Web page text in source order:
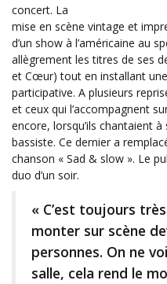
concert. La
mise en scène vintage et
d’un show à l’américaine au
allègrement les titres de ses
et Cœur) tout en installant
participative. A plusieurs
et ceux qui l’accompagnent
encore, lorsqu’ils chantaient
bassiste. Ce dernier a
chanson « Sad & slow ». Le
duo d’un soir.
« C’est toujours
monter sur scène
personnes. On ne
salle, cela rend le